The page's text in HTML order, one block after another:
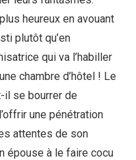
heureux en avouant
plutôt qu’en
qui va l’habiller
chambre d’hôtel ! Le
il se bourrer de
une pénétration
attentes de son
épouse à le faire cocu